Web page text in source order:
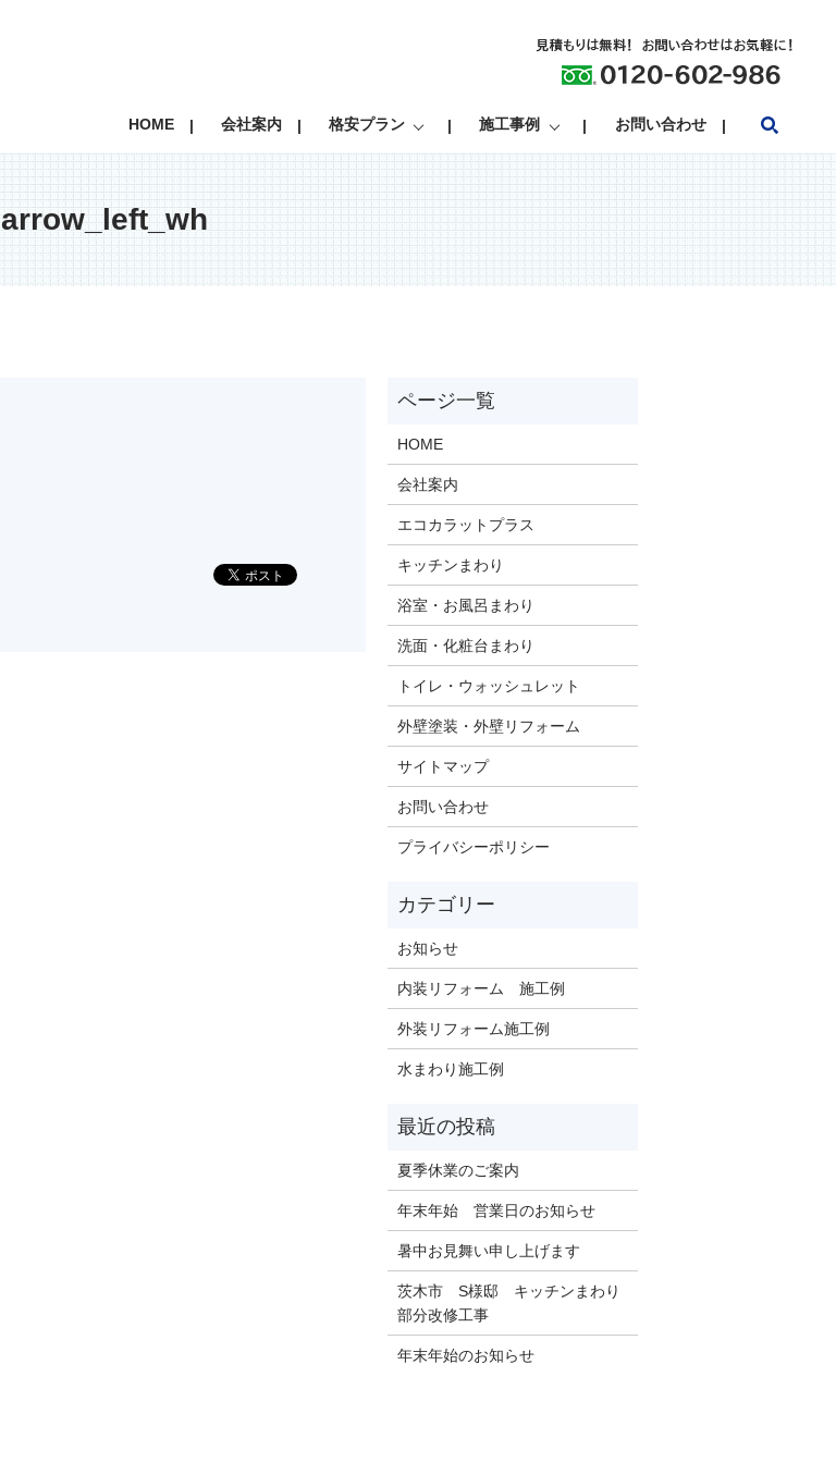
HOME 会社案内 格安プラン 施工事例 お問い合わせ
arrow_left_wh
HOME
会社案内
エコカラットプラス
キッチンまわり
浴室・お風呂まわり
洗面・化粧台まわり
トイレ・ウォッシュレット
外壁塗装・外壁リフォーム
サイトマップ
お問い合わせ
プライバシーポリシー
お知らせ
内装リフォーム 施工例
外装リフォーム施工例
水まわり施工例
夏季休業のご案内
年末年始 営業日のお知らせ
暑中お見舞い申し上げます
茨木市 S様邸 キッチンまわり
部分改修工事
年末年始のお知らせ